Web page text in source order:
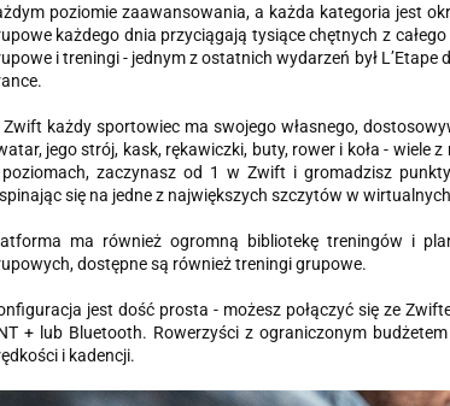
poziomie zaawansowania, a każda kategoria jest
każdego dnia przyciągają tysiące chętnych z
i treningi - jednym z ostatnich wydarzeń był
Zwift każdy sportowiec ma swojego własnego,
jego strój, kask, rękawiczki, buty, rower i koła -
zaczynasz od 1 w Zwift i gromadzisz
się na jedne z największych szczytów w
ma również ogromną bibliotekę treningów i
dostępne są również treningi grupowe.
jest dość prosta - możesz połączyć się ze
+ lub Bluetooth. Rowerzyści z ograniczonym
i kadencji.